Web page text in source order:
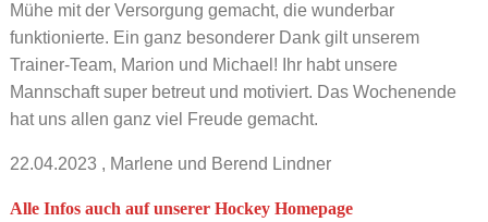
Mühe mit der Versorgung gemacht, die wunderbar
funktionierte. Ein ganz besonderer Dank gilt unserem
Trainer-Team, Marion und Michael! Ihr habt unsere
Mannschaft super betreut und motiviert. Das Wochenende
hat uns allen ganz viel Freude gemacht.
22.04.2023 , Marlene und Berend Lindner
Alle Infos auch auf unserer Hockey Homepage